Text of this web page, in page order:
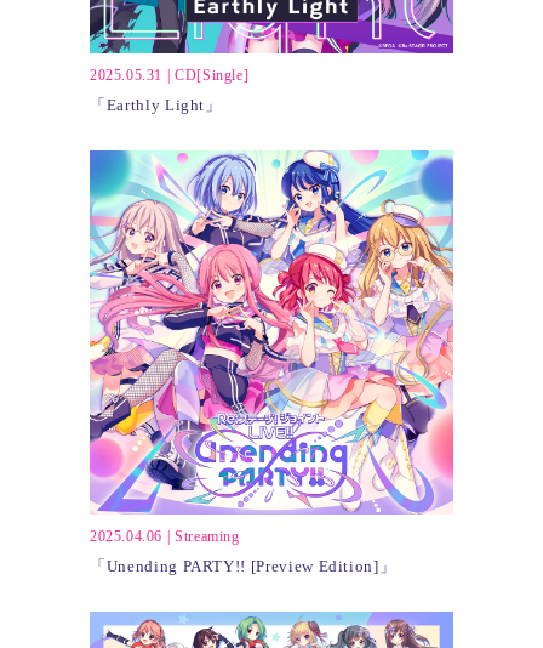
2025.05.31 CD[Single]
「Earthly Light」
2025.04.06 Streaming
「Unending PARTY!! [Preview Edition]」